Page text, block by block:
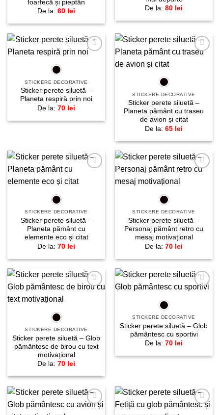
foarfecă și pieptăn
De la: 60 lei
De la: 80 lei
STICKERE DECORATIVE
Sticker perete siluetă –
Planeta respiră prin noi
De la: 70 lei
STICKERE DECORATIVE
Sticker perete siluetă –
Planeta pământ cu traseu
de avion și citat
De la: 65 lei
STICKERE DECORATIVE
Sticker perete siluetă –
Planeta pământ cu
elemente eco și citat
De la: 70 lei
STICKERE DECORATIVE
Sticker perete siluetă –
Personaj pământ retro cu
mesaj motivațional
De la: 70 lei
STICKERE DECORATIVE
Sticker perete siluetă – Glob
pământesc de birou cu text
motivațional
De la: 70 lei
STICKERE DECORATIVE
Sticker perete siluetă – Glob
pământesc cu sportivi
De la: 70 lei